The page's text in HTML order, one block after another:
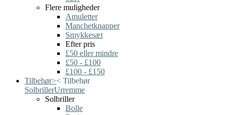
Flere muligheder
Amuletter
Manchetknapper
Smykkesæt
Efter pris
£50 eller mindre
£50 - £100
£100 - £150
Tilbehør>< Tilbehør
SolbrillerUrremme
Solbriller
Bolle